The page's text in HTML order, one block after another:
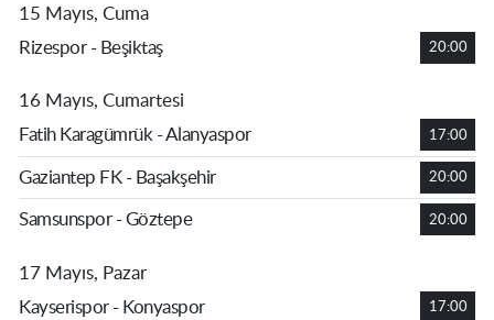
15 Mayıs, Cuma
Rizespor - Beşiktaş
20:00
16 Mayıs, Cumartesi
Fatih Karagümrük - Alanyaspor
17:00
Gaziantep FK - Başakşehir 20:00
Samsunspor - Göztepe 20:00
17 Mayıs, Pazar
Kayserispor - Konyaspor
17:00